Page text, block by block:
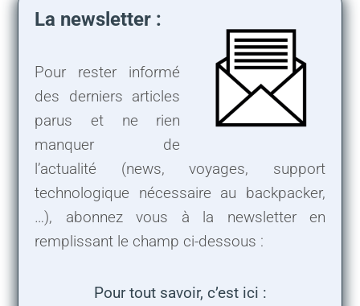
La newsletter :
Pour rester informé
des derniers articles
parus et ne rien
manquer de
l’actualité (news, voyages, support
technologique nécessaire au backpacker,
…), abonnez vous à la newsletter en
remplissant le champ ci-dessous :
Pour tout savoir, c’est ici :